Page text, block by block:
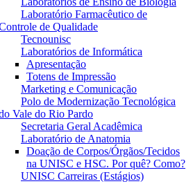
Laboratório Farmacêutico de
de Qualidade
Tecnounisc
Laboratórios de Informática
Apresentação
Totens de Impressão
Marketing e Comunicação
Polo de Modernização Tecnológica
Vale do Rio Pardo
Secretaria Geral Acadêmica
Laboratório de Anatomia
Doação de Corpos/Órgãos/Tecidos
na UNISC e HSC. Por quê? Como?
UNISC Carreiras (Estágios)